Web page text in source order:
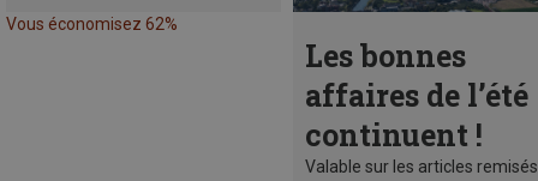
Vous économisez 62%
Les bonnes
affaires de l’été
continuent !
Valable sur les articles remisés